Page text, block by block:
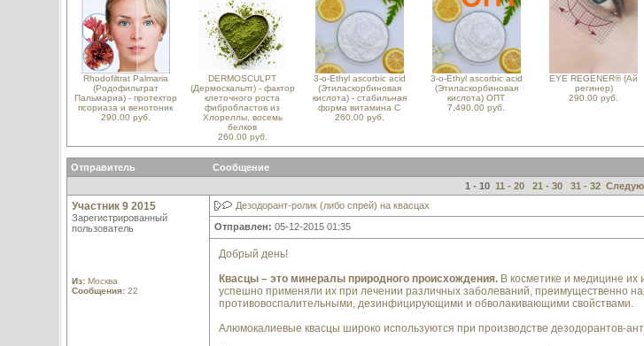
Rhodofiltrat Palmaria
(Родофильтрат
Пальмариа) - протектор
псориаза и венотоник
290.00 руб.
DERMOSCULPT
(Дермоскальпт) - фактор
клеточного роста
фибробластов из
Хлореллы, восемь
белков
260.00 руб.
3-o-Ethyl ascorbic acid
(Этиласкорбиновая
кислота) - стабильная
форма витамина С
260.00 руб.
3-o-Ethyl ascorbic acid
(Этиласкорбиновая
кислота) ОПТ
7,490.00 руб.
EYE REGENER® (Ай
регинер)
290.00 руб.
Отправитель
Сообщение
1 - 10 11 - 20 21 - 30 31 - 32
Участник 9 2015
Зарегистрированный
пользователь
Из:Москва
Сообщения:22
Дезодорант-ролик (либо спрей) на квасцах
Отправлен: 05-12-2015 01:35
Добрый день!
Квасцы – это минералы природного происхождения. В косметике и медицине
успешно применяли их при лечении различных заболеваний, преимущественно
противовоспалительными, дезинфицирующими и обволакивающими свойствами.
Алюмокалиевые квасцы широко используются при производстве дезодорантов-